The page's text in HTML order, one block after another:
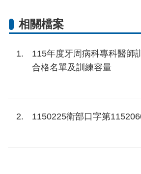
相關檔案
115年度牙周病科專科醫師
合格名單及訓練容量
1150225衛部口字第